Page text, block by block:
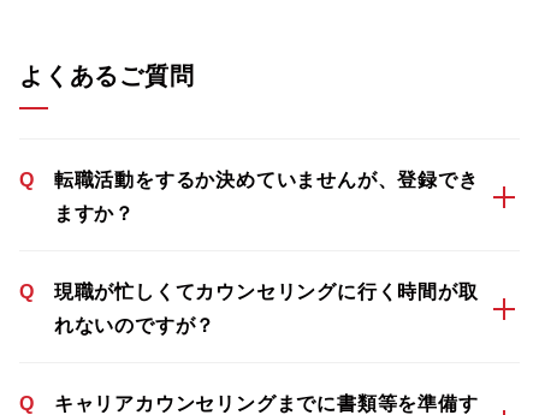
よくあるご質問
Q
転職活動をするか決めていませんが、登録でき
ますか？
Q
現職が忙しくてカウンセリングに行く時間が取
れないのですが？
Q
キャリアカウンセリングまでに書類等を準備す